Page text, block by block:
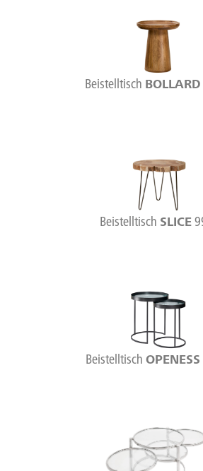
Beistelltisch BOLLARD
Beistelltisch SLICE
Beistelltisch OPENESS